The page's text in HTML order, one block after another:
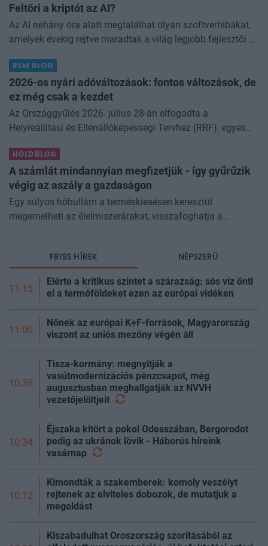
Feltöri a kriptót az AI?
Az AI néhány óra alatt megtalálhat olyan szoftverhibákat,
amelyek évekig rejtve maradtak a világ legjobb fejlesztői és
különösen nagy...
RSM BLOG
2026-os nyári adóváltozások: fontos változások, de
ez még csak a kezdet
Az Országgyűlés 2026. július 28-án elfogadta a
Helyreállítási és Ellenállóképességi Tervhez (RRF), egyes
kapcsolódó adóintézkedésekről, v
HOLDBLOG
A számlát mindannyian megfizetjük - így gyűrűzik
végig az aszály a gazdaságon
Egy súlyos hőhullám a terméskiesésen keresztül
megemelheti az élelmiszerárakat, visszafoghatja a
FRISS HÍREK NÉPSZERŰ
11:15
Elérte a kritikus szintet a szárazság: sós víz önti
el a termőföldeket ezen az európai vidéken
11:00
Nőnek az európai K+F-források, Magyarország
viszont az uniós mezőny végén áll
10:36
Tisza-kormány: megnyitják a
vasútmodernizációs pénzcsapot, még
augusztusban meghallgatják az NVVH
vezetőjelöltjeit
10:34
Éjszaka kitört a pokol Odesszában, Bergorodot
pedig az ukránok lövik - Háborús híreink
vasárnap
10:12
Kimondták a szakemberek: komoly veszélyt
rejtenek az elviteles dobozok, de mutatjuk a
megoldást
Kiszabadulhat Oroszország szorításából az